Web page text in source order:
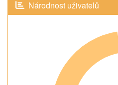
Národnost uživatelů